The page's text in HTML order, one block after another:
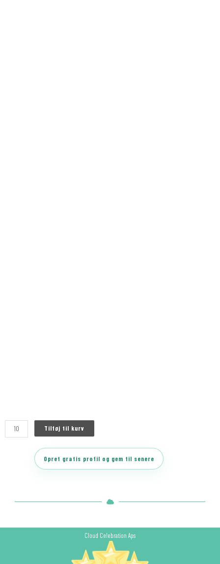
Tilføj til kurv
Opret gratis profil og gem til senere
Cloud Celebration Aps